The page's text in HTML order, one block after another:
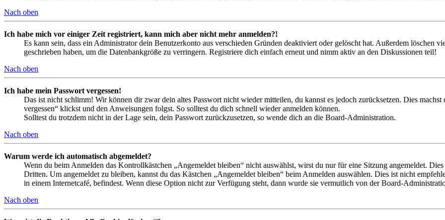
Nach oben
Ich habe mich vor einiger Zeit registriert, kann mich aber nicht mehr anmelden?!
Es kann sein, dass ein Administrator dein Benutzerkonto aus verschieden Gründen deaktiviert oder gelöscht hat. Außerdem löschen
geschrieben haben, um die Datenbankgröße zu verringern. Registriere dich einfach erneut und nimm aktiv an den Diskussionen teil!
Nach oben
Ich habe mein Passwort vergessen!
Das ist nicht schlimm! Wir können dir zwar dein altes Passwort nicht wieder mitteilen, du kannst es jedoch zurücksetzen. Dies
vergessen“ klickst und den Anweisungen folgst. So solltest du dich schnell wieder anmelden können.
Solltest du trotzdem nicht in der Lage sein, dein Passwort zurückzusetzen, so wende dich an die Board-Administration.
Nach oben
Warum werde ich automatisch abgemeldet?
Wenn du beim Anmelden das Kontrollkästchen „Angemeldet bleiben“ nicht auswählst, wirst du nur für eine Sitzung angemeldet.
Dritten. Um angemeldet zu bleiben, kannst du das Kästchen „Angemeldet bleiben“ beim Anmelden auswählen. Dies ist nicht
in einem Internetcafé, befindest. Wenn diese Option nicht zur Verfügung steht, dann wurde sie vermutlich von der Board-
Nach oben